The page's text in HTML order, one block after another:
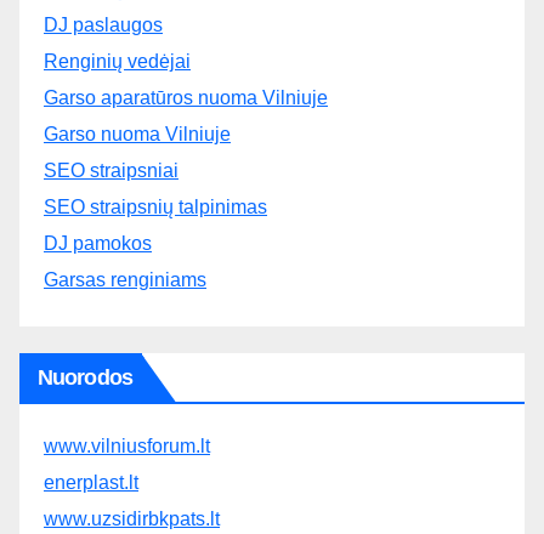
DJ paslaugos
Renginių vedėjai
Garso aparatūros nuoma Vilniuje
Garso nuoma Vilniuje
SEO straipsniai
SEO straipsnių talpinimas
DJ pamokos
Garsas renginiams
Nuorodos
www.vilniusforum.lt
enerplast.lt
www.uzsidirbkpats.lt